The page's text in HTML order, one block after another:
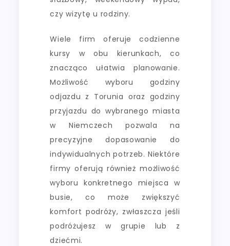
czy wizytę u rodziny.
Wiele firm oferuje codzienne
kursy w obu kierunkach, co
znacząco ułatwia planowanie.
Możliwość wyboru godziny
odjazdu z Torunia oraz godziny
przyjazdu do wybranego miasta
w Niemczech pozwala na
precyzyjne dopasowanie do
indywidualnych potrzeb. Niektóre
firmy oferują również możliwość
wyboru konkretnego miejsca w
busie, co może zwiększyć
komfort podróży, zwłaszcza jeśli
podróżujesz w grupie lub z
dziećmi.